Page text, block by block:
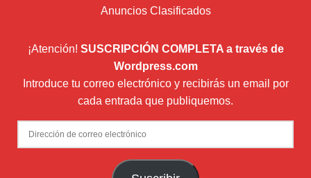
Anuncios Clasificados
¡Atención! SUSCRIPCIÓN COMPLETA a través de
Wordpress.com
Introduce tu correo electrónico y recibirás un email por
cada entrada que publiquemos.
Dirección
de